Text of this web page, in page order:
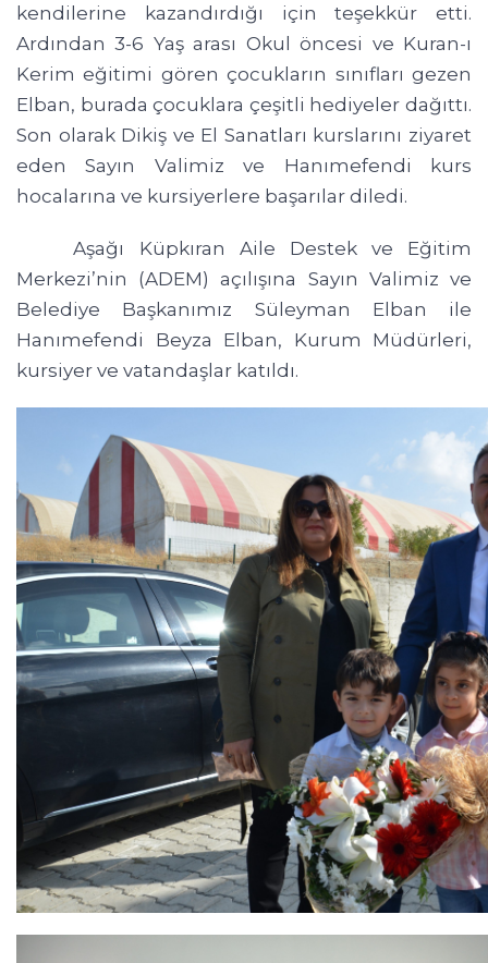
kendilerine kazandırdığı için teşekkür etti.
Ardından 3-6 Yaş arası Okul öncesi ve Kuran-ı
Kerim eğitimi gören çocukların sınıfları gezen
Elban, burada çocuklara çeşitli hediyeler dağıttı.
Son olarak Dikiş ve El Sanatları kurslarını ziyaret
eden Sayın Valimiz ve Hanımefendi kurs
hocalarına ve kursiyerlere başarılar diledi.
Aşağı Küpkıran Aile Destek ve Eğitim
Merkezi’nin (ADEM) açılışına Sayın Valimiz ve
Belediye Başkanımız Süleyman Elban ile
Hanımefendi Beyza Elban, Kurum Müdürleri,
kursiyer ve vatandaşlar katıldı.